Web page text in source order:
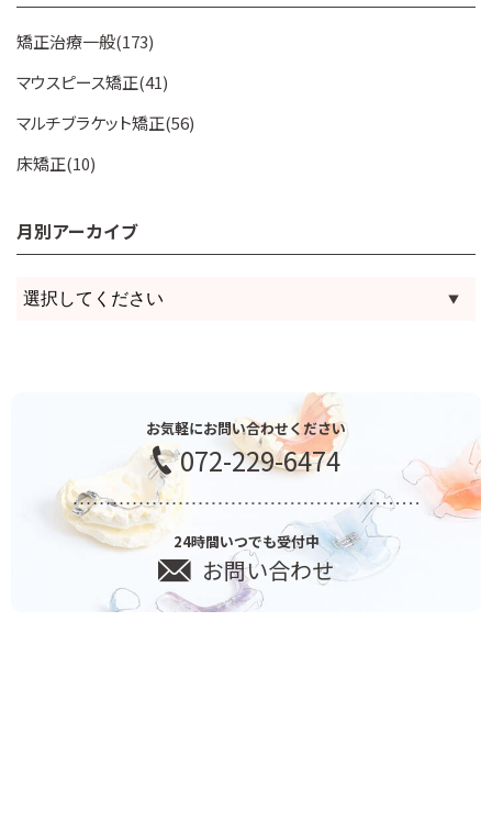
矯正治療一般(173)
マウスピース矯正(41)
マルチブラケット矯正(56)
床矯正(10)
月別アーカイブ
お気軽にお問い合わせください
072-229-6474
24時間いつでも受付中
お問い合わせ